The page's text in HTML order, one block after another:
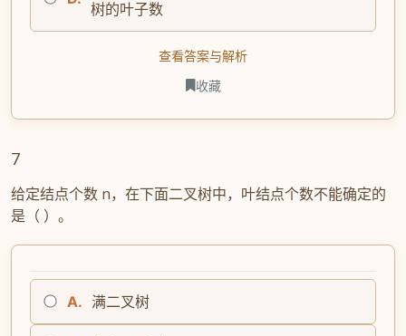
树的叶子数
查看答案与解析
收藏
7
给定结点个数 n，在下面二叉树中，叶结点个数不能确定的
是（ ）。
A. 满二叉树